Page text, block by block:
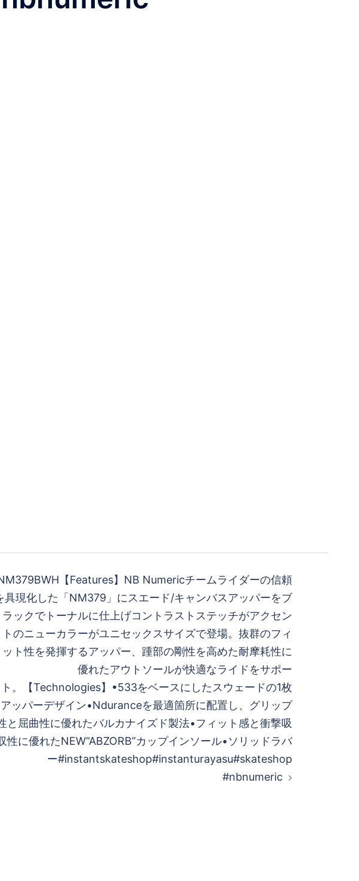
【Features】 NB Numericチームライダーの信頼
具現化した「NM379」にスエード/キャンバスアッパーをブ
ラックでトーナルに仕上げコントラストステッチがアクセン
トのニューカラーがユニセックスサイズで登場。抜群のフィ
ット性を発揮するアッパー、踵部の剛性を高めた耐摩耗性に
優れたアウトソールが快適なライドをサポー
ト。 【Technologies】 •533をベースにしたスウェードの1枚
アッパーデザイン •Nduranceを最適箇所に配置し、グリップ
と屈曲性に優れたバルカナイズド製法 •フィット感と衝撃吸
性に優れたNEW“ABZORB”カップインソール •ソリッドラバ
ー#instantskateshop#instanturayasu#skateshop
#nbnumeric